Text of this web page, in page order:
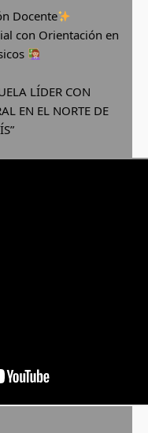
Docente
con Orientación en
LÍDER CON
EN EL NORTE DE